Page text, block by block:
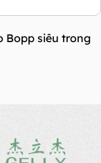
Bopp màu vàng